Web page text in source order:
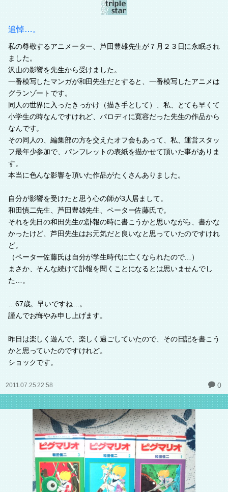
追悼…。
私の尊敬するアニメーター、芦田豊雄先生が７月２３日に永眠され
ました。
沢山の影響を先生から受けました。
一番模写したマンガが和田先生だとすると、一番模写したアニメは
グランゾートです。
同人の世界に入ったきっかけ（描き手として）、私、とても早くて
小学生の時なんですけれど、パロディに寛容だった先生の作品から
なんです。
その同人の、編集部の方を交えたオフ会もあって、私、運営スタッ
フ最年少参加で、パンフレットの表紙を描かせて頂いた事がありま
す。
本当に色んな影響を頂いた作品がたくさんありました。
自分が影響を受けたと思う心の師が3人居まして。
和田慎二先生、芦田豊雄先生、ペーター佐藤氏で。
それを先日の和田先生の訃報の時に書こうかと思いながら、書かな
かったけど、芦田先生はお元気だと良いなと思っていたのですけれ
ど。
（ペーター佐藤氏は自分が学生時代に亡くなられたので…）
まさか、そんな続けて訃報を聞くことになるとは思いませんでし
た…。
…67歳。早いですね…。
謹んでお悔やみ申し上げます。
昨日は楽しく遊んで、楽しく過ごしていたので、その日記を書こう
かと思っていたのですけれど。
ショックです。
2011.07.25 22:58 0